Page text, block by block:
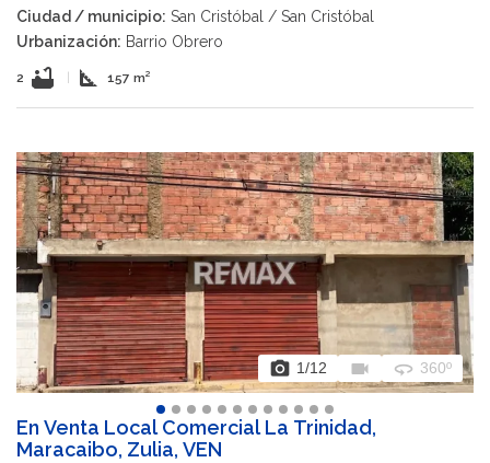
Ciudad / municipio: San Cristóbal / San Cristóbal
Urbanización: Barrio Obrero
2 bathtub square_foot 157 m²
photo_camera 1/12 videocam 360 360º
En Venta Local Comercial La Trinidad,
Maracaibo, Zulia, VEN